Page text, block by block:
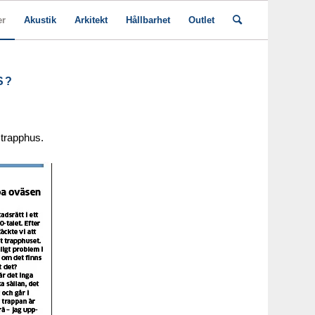
Akustik Arkitekt Hållbarhet Outlet